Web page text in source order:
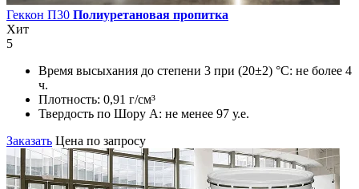
Геккон П30 Полиуретановая пропитка
Хит
5
Время высыхания до степени 3 при (20±2) °С: не более 4
ч.
Плотность: 0,91 г/см³
Твердость по Шору А: не менее 97 у.е.
Заказать Цена по запросу